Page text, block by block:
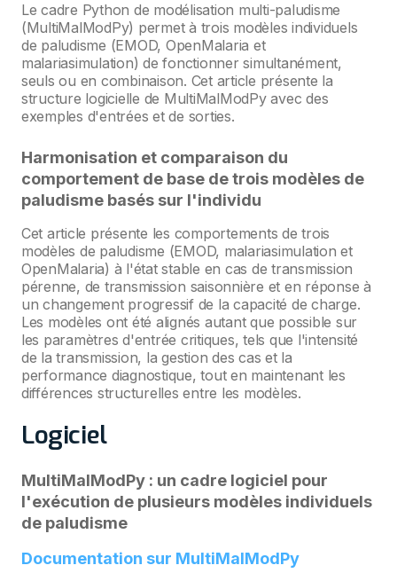
Le cadre Python de modélisation multi-paludisme
(MultiMalModPy) permet à trois modèles individuels
de paludisme (EMOD, OpenMalaria et
malariasimulation) de fonctionner simultanément,
seuls ou en combinaison. Cet article présente la
structure logicielle de MultiMalModPy avec des
exemples d'entrées et de sorties.
Harmonisation et comparaison du
comportement de base de trois modèles de
paludisme basés sur l'individu
Cet article présente les comportements de trois
modèles de paludisme (EMOD, malariasimulation et
OpenMalaria) à l'état stable en cas de transmission
pérenne, de transmission saisonnière et en réponse à
un changement progressif de la capacité de charge.
Les modèles ont été alignés autant que possible sur
les paramètres d'entrée critiques, tels que l'intensité
de la transmission, la gestion des cas et la
performance diagnostique, tout en maintenant les
différences structurelles entre les modèles.
Logiciel
MultiMalModPy : un cadre logiciel pour
l'exécution de plusieurs modèles individuels
de paludisme
Documentation sur MultiMalModPy